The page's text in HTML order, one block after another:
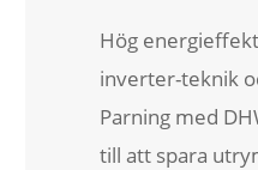
Hög
inverter-teknik
Parning med
till att spara